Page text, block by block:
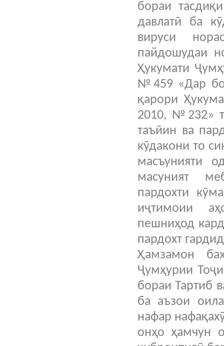
бораи
давлатӣ ба
вируси
пайдошудаи
Ҳукумати
№459 «Дар
қарори
2010, №232»
таъӣин ва
кӯдакони то
масъунияти
масуният
пардохти
иҷтимоии
пешниҳод
пардохт
Ҳамзамон
Ҷумҳурии
бораи Тартиб
ба аъзои
нафар
онҳо ҳамчун